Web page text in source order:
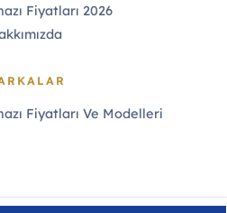
Fiyatları 2026
Fiyatları Ve Modelleri